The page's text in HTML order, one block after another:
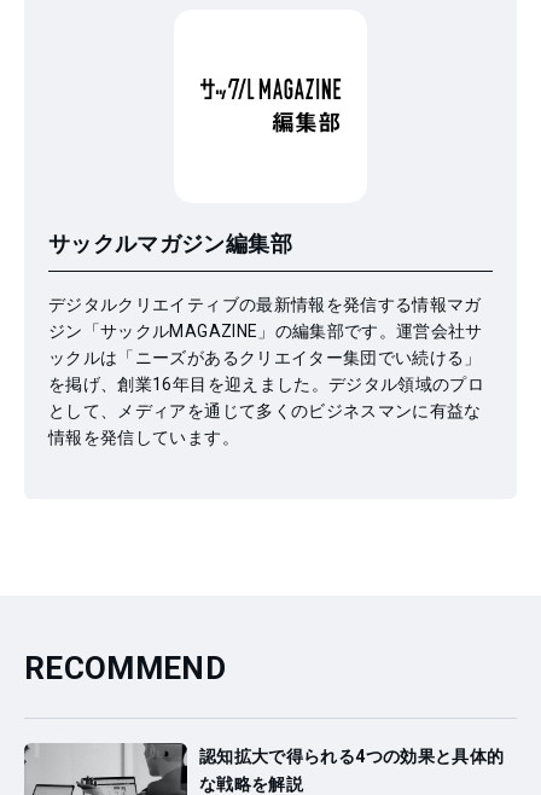
サックルマガジン編集部
デジタルクリエイティブの最新情報を発信する情報マガ
ジン「サックルMAGAZINE」の編集部です。運営会社サ
ックルは「ニーズがあるクリエイター集団でい続ける」
を掲げ、創業16年目を迎えました。デジタル領域のプロ
として、メディアを通じて多くのビジネスマンに有益な
情報を発信しています。
RECOMMEND
認知拡大で得られる4つの効果と具体的
な戦略を解説